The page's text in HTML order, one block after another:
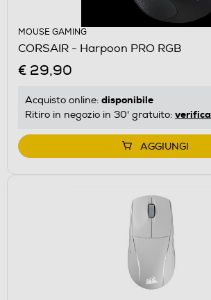
MOUSE GAMING
CORSAIR - Harpoon PRO RGB
€ 29,90
Acquisto online: disponibile
Ritiro in negozio in 30' gratuito: verifica
AGGIUNGI